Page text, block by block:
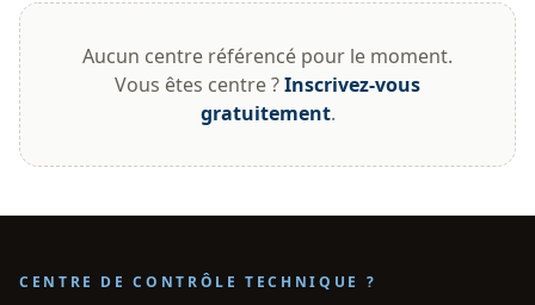
Aucun centre référencé pour le moment.
Vous êtes centre ?Inscrivez-vous
gratuitement.
CENTRE DE CONTRÔLE TECHNIQUE ?